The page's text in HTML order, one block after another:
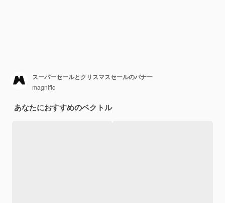
スーパーセールとクリスマスセールのバナー
magnific
あなたにおすすめのベクトル